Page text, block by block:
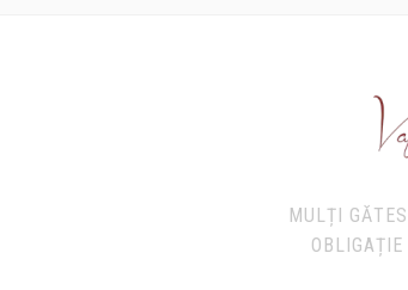
MULȚI